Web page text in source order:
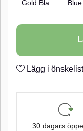
Lägg i
30 dagars